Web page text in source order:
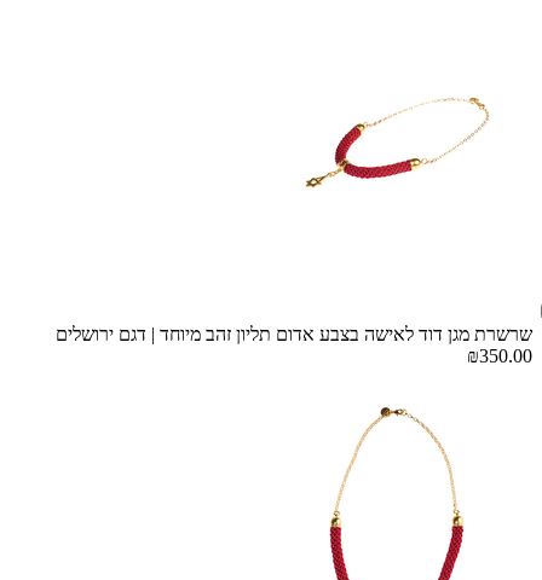
שרשרת מגן דוד לאישה בצבע אדום תליון זהב מיוחד | דגם ירושלים
₪350.00